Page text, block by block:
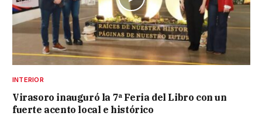
INTERIOR
Virasoro inauguró la 7ª Feria del Libro con un
fuerte acento local e histórico